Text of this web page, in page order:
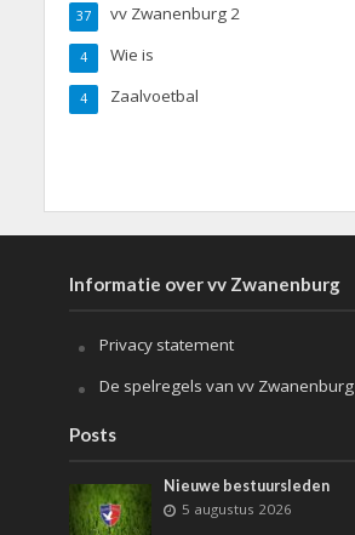
vv Zwanenburg 2
37
Wie is
4
Zaalvoetbal
4
Informatie over vv Zwanenburg
Privacy statement
De spelregels van vv Zwanenburg
Posts
Nieuwe bestuursleden
5 augustus 2026